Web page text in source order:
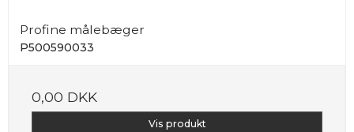
Profine målebæger
P500590033
0,00 DKK
Vis produkt